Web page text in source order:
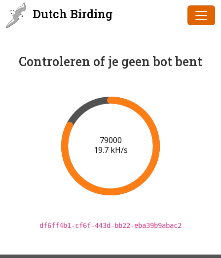
Dutch Birding
Controleren of je geen bot bent
80000
19.8 kH/s
df6ff4b1-cf6f-443d-bb22-eba39b9abac2